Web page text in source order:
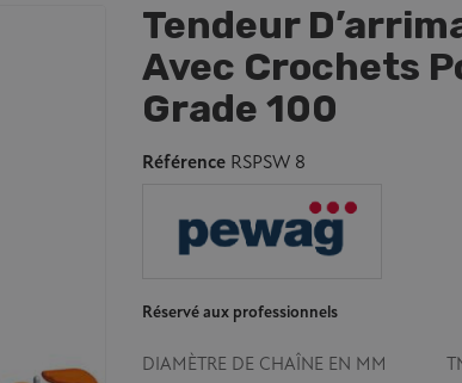
Tendeur
Avec Crochets
Grade 100
Référence RSPSW 8
Réservé aux professionnels
DIAMÈTRE DE CHAÎNE EN MM